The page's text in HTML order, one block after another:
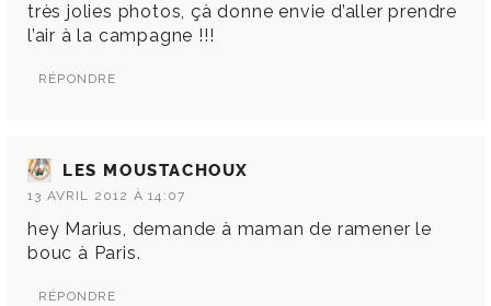
très jolies photos, çà donne envie d’aller prendre
l’air à la campagne !!!
RÉPONDRE
LES MOUSTACHOUX
13 AVRIL 2012 À 14:07
hey Marius, demande à maman de ramener le
bouc à Paris.
RÉPONDRE